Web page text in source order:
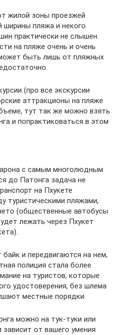
жилой зоны проезжей
ширины пляжа и некого
практически не слышен.
на пляже очень и очень
быть лишь от пляжных
(про все экскурсии
аттракционы на пляже
тут так же можно взять
и попрактиковаться в этом
с самым многолюдным
до Патонга задача не
на Пхукете
туристическими пляжами,
(общественные автобусы
лежать через Пхукет
и передвигаются на нем,
полиция стала более
на туристов, которые
удостоверения, без шлема
местные порядки.
можно на тук-туки или
от вашего умения